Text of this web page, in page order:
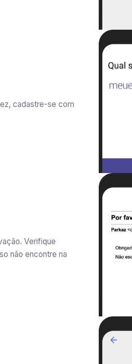
cadastre-se com
Verifique
não encontre na